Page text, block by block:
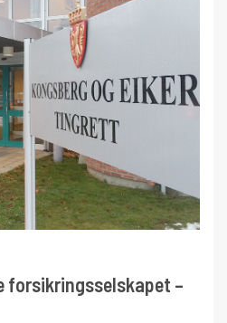
forsikringsselskapet –